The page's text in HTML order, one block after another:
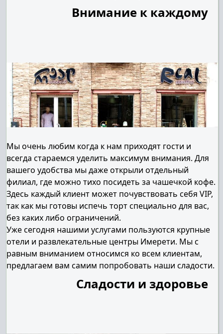
Внимание к каждому
Мы очень любим когда к нам приходят гости и
всегда стараемся уделить максимум внимания. Для
вашего удобства мы даже открыли отдельный
филиал, где можно тихо посидеть за чашечкой кофе.
Здесь каждый клиент может почувствовать себя VIP,
так как мы готовы испечь торт специально для вас,
без каких либо ограничений.
Уже сегодня нашими услугами пользуются крупные
отели и развлекательные центры Имерети. Мы с
равным вниманием относимся ко всем клиентам,
предлагаем вам самим попробовать наши сладости.
Сладости и здоровье